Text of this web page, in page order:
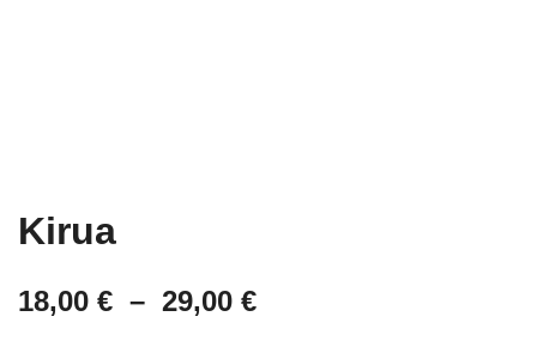
Kirua
18,00 € – 29,00 €Plage